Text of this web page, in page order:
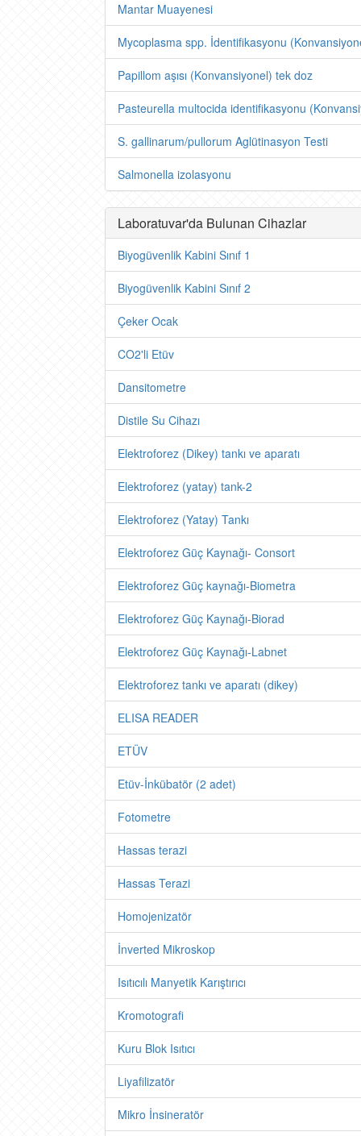
Mantar Muayenesi
Mycoplasma spp. İdentifikasyonu
Papillom aşısı (Konvansiyonel) tek doz
Pasteurella multocida identifikasyonu
S. gallinarum/pullorum Aglütinasyon Testi
Salmonella izolasyonu
Laboratuvar'da Bulunan Cihazlar
Biyogüvenlik Kabini Sınıf 1
Biyogüvenlik Kabini Sınıf 2
Çeker Ocak
CO2'li Etüv
Dansitometre
Distile Su Cihazı
Elektroforez (Dikey) tankı ve aparatı
Elektroforez (yatay) tank-2
Elektroforez (Yatay) Tankı
Elektroforez Güç Kaynağı- Consort
Elektroforez Güç kaynağı-Biometra
Elektroforez Güç Kaynağı-Biorad
Elektroforez Güç Kaynağı-Labnet
Elektroforez tankı ve aparatı (dikey)
ELISA READER
ETÜV
Etüv-İnkübatör (2 adet)
Fotometre
Hassas terazi
Hassas Terazi
Homojenizatör
İnverted Mikroskop
Isıtıcılı Manyetik Karıştırıcı
Kromotografi
Kuru Blok Isıtıcı
Liyafilizatör
Mikro İnsineratör